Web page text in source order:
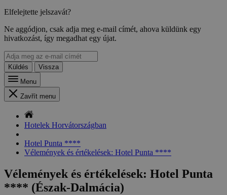
Elfelejtette jelszavát?
Ne aggódjon, csak adja meg e-mail címét, ahova küldünk egy
hivatkozást, így megadhat egy újat.
Küldés
Vissza
Menu
Zavřít menu
Hotelek Horvátországban
Hotel Punta ****
Vélemények és értékelések: Hotel Punta ****
Vélemények és értékelések: Hotel Punta
**** (Észak-Dalmácia)